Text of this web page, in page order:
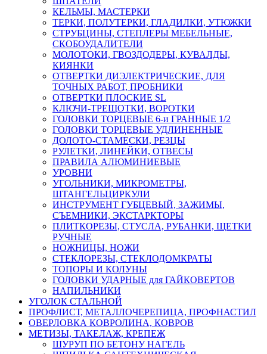
КЕЛЬМЫ, МАСТЕРКИ
ТЕРКИ, ПОЛУТЕРКИ, ГЛАДИЛКИ, УТЮЖКИ
СТРУБЦИНЫ, СТЕПЛЕРЫ МЕБЕЛЬНЫЕ,
СКОБОУДАЛИТЕЛИ
МОЛОТОКИ, ГВОЗДОДЕРЫ, КУВАЛДЫ,
КИЯНКИ
ОТВЕРТКИ ДИЭЛЕКТРИЧЕСКИЕ, ДЛЯ
ТОЧНЫХ РАБОТ, ПРОБНИКИ
ОТВЕРТКИ ПЛОСКИЕ SL
КЛЮЧИ-ТРЕЩОТКИ, ВОРОТКИ
ГОЛОВКИ ТОРЦЕВЫЕ 6-и ГРАННЫЕ 1/2
ГОЛОВКИ ТОРЦЕВЫЕ УДЛИНЕННЫЕ
ДОЛОТО-СТАМЕСКИ, РЕЗЦЫ
РУЛЕТКИ, ЛИНЕЙКИ, ОТВЕСЫ
ПРАВИЛА АЛЮМИНИЕВЫЕ
УРОВНИ
УГОЛЬНИКИ, МИКРОМЕТРЫ,
ШТАНГЕЛЬЦИРКУЛИ
ИНСТРУМЕНТ ГУБЦЕВЫЙ, ЗАЖИМЫ,
СЪЕМНИКИ, ЭКСТАРКТОРЫ
ПЛИТКОРЕЗЫ, СТУСЛА, РУБАНКИ, ЩЕТКИ
РУЧНЫЕ
НОЖНИЦЫ, НОЖИ
СТЕКЛОРЕЗЫ, СТЕКЛОДОМКРАТЫ
ТОПОРЫ И КОЛУНЫ
ГОЛОВКИ УДАРНЫЕ для ГАЙКОВЕРТОВ
НАПИЛЬНИКИ
УГОЛОК СТАЛЬНОЙ
ПРОФЛИСТ, МЕТАЛЛОЧЕРЕПИЦА, ПРОФНАСТИЛ
ОВЕРЛОВКА КОВРОЛИНА, КОВРОВ
МЕТИЗЫ, ТАКЕЛАЖ, КРЕПЕЖ
ШУРУП ПО БЕТОНУ НАГЕЛЬ